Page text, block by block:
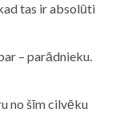
tas ir absolūti
– parādnieku.
no šīm cilvēku